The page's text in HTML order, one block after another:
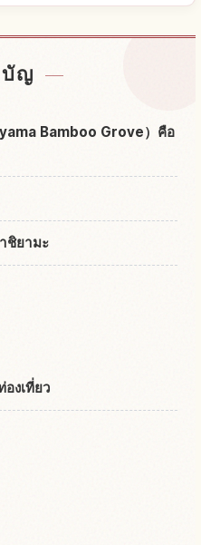
บัญ
Bamboo Grove）คือ
ชิยามะ
งเที่ยว